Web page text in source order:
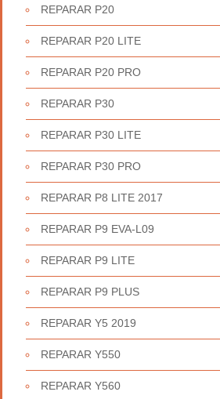
REPARAR P20
REPARAR P20 LITE
REPARAR P20 PRO
REPARAR P30
REPARAR P30 LITE
REPARAR P30 PRO
REPARAR P8 LITE 2017
REPARAR P9 EVA-L09
REPARAR P9 LITE
REPARAR P9 PLUS
REPARAR Y5 2019
REPARAR Y550
REPARAR Y560